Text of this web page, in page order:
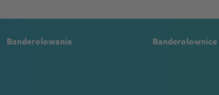
Banderolowanie Banderolownice